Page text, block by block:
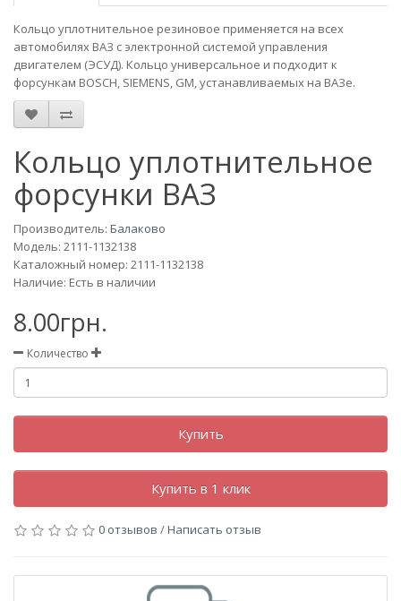
Кольцо уплотнительное резиновое применяется на всех
автомобилях ВАЗ с электронной системой управления
двигателем (ЭСУД). Кольцо универсальное и подходит к
форсункам BOSCH, SIEMENS, GM, устанавливаемых на ВАЗе.
Кольцо уплотнительное
форсунки ВАЗ
Производитель: Балаково
Модель: 2111-1132138
Каталожный номер: 2111-1132138
Наличие: Есть в наличии
8.00грн.
Количество
Купить
Купить в 1 клик
0 отзывов /Написать отзыв